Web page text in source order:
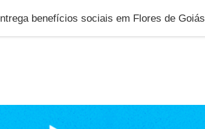
benefícios sociais em Flores de Goiás